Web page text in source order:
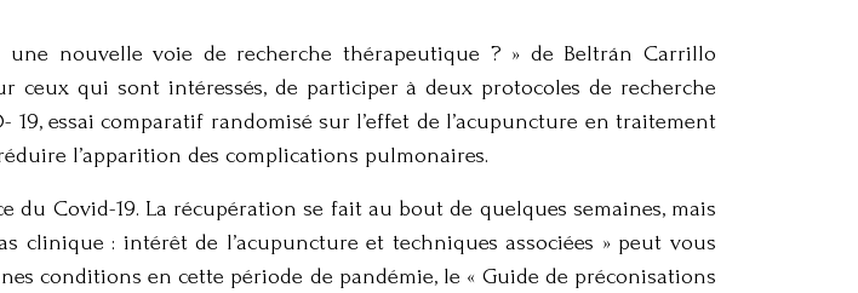
une nouvelle voie de recherche thérapeutique ? » de Beltrán Carrillo
ceux qui sont intéressés, de participer à deux protocoles de recherche
19, essai comparatif randomisé sur l’effet de l’acupuncture en traitement
l’apparition des complications pulmonaires.
du Covid-19. La récupération se fait au bout de quelques semaines, mais
clinique : intérêt de l’acupuncture et techniques associées » peut vous
conditions en cette période de pandémie, le « Guide de préconisations